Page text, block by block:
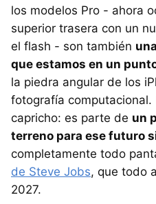
los modelos Pro - ahora
superior trasera con un
el flash - son también
que estamos en un
la piedra angular de los
fotografía
capricho: es parte de un
terreno para ese futuro
completamente todo
de Steve Jobs, que todo
2027.